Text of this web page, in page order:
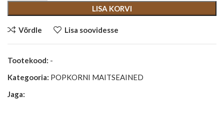
LISA KORVI
Võrdle Lisa soovidesse
Tootekood: -
Kategooria: POPKORNI MAITSEAINED
Jaga: